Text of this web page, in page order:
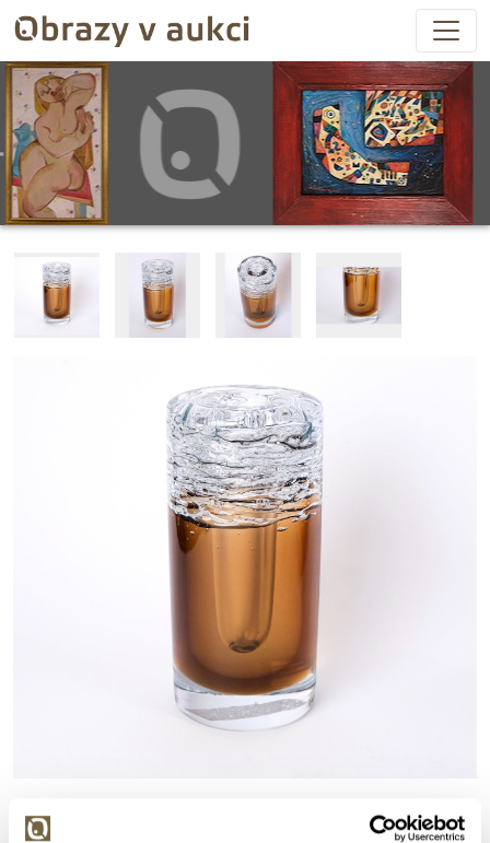
Detail položky